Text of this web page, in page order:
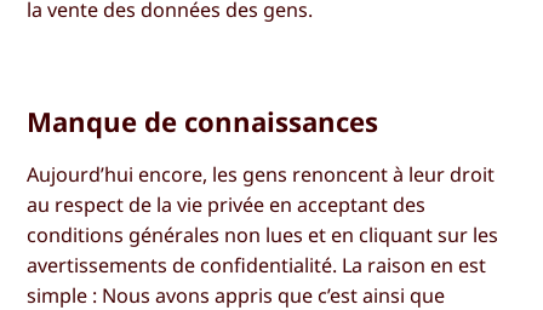
la vente des données des gens.
Manque de connaissances
Aujourd’hui encore, les gens renoncent à leur droit
au respect de la vie privée en acceptant des
conditions générales non lues et en cliquant sur les
avertissements de confidentialité. La raison en est
simple : Nous avons appris que c’est ainsi que